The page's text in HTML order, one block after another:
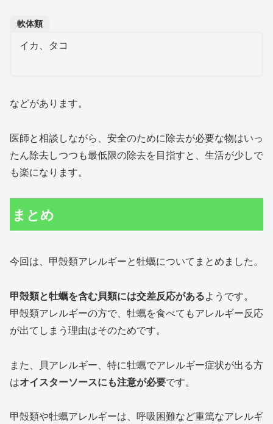
軟体類
イカ、タコ
などがあります。
医師と相談しながら、安全のために除去が必要な物はいっ
たん除去しつつも最低限の除去を目指すと、生活が少しで
も楽になります。
まとめ
今回は、甲殻類アレルギーと牡蠣についてまとめました。
甲殻類と牡蠣を含む貝類には交差反応があるようです。
甲殻類アレルギーの方で、牡蠣を食べてもアレルギー反応
が出てしまう理由はそのためです。
また、貝アレルギー、特に牡蠣でアレルギー症状が出る方
はオイスターソースにも注意が必要です。
甲殻類や牡蠣アレルギーは、呼吸困難など重篤なアレルギ